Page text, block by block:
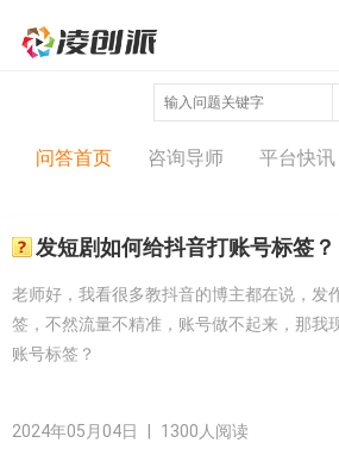
问答中心
问答首页 咨询导师 平台快讯
发短剧如何给抖音打账号标签？
老师好，我看很多教抖音的博主都在说，发
签，不然流量不精准，账号做不起来，那我
账号标签？
2024年05月04日 1300人阅读